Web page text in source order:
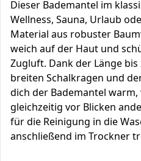
Dieser Bademantel im
Wellness, Sauna, Urlaub
Material aus robuster
weich auf der Haut und
Zugluft. Dank der Länge
breiten Schalkragen und
dich der Bademantel
gleichzeitig vor Blicken
für die Reinigung in die
anschließend im Trockner